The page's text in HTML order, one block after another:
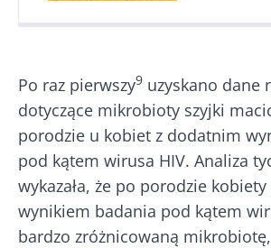
Po raz pierwszy9 uzyskano dane
dotyczące mikrobioty szyjki
porodzie u kobiet z dodatnim
pod kątem wirusa HIV. Analiza
wykazała, że po porodzie
wynikiem badania pod kątem
bardzo zróżnicowaną